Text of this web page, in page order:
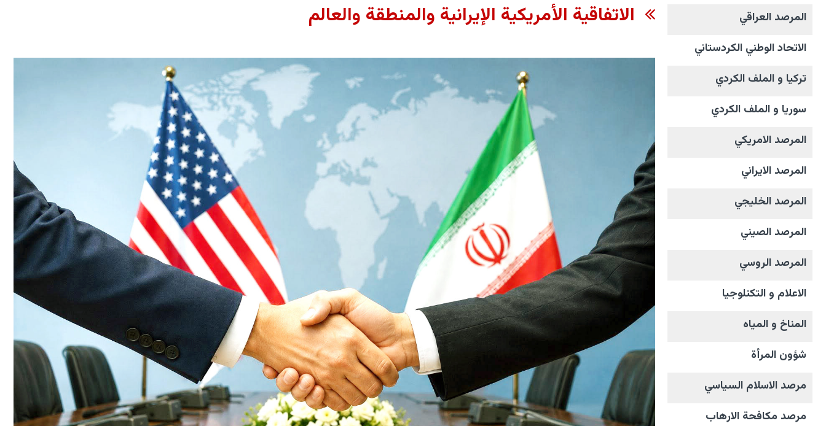
المرصد العراقي
الاتحاد الوطني الکردستاني
تركيا و الملف الکردي
سوريا و الملف الکردي
المرصد الامریکي
المرصد الايراني
المرصد الخليجي
المرصد الصيني
المرصد الروسي
الاعلام و التکنلوجیا
المناخ و المیاه
شؤون المرأة
مرصد الاسلام السياسي
مرصد مكافحة الارهاب
الاتفاقية الأمريكية الإيرانية والمنطقة والعالم